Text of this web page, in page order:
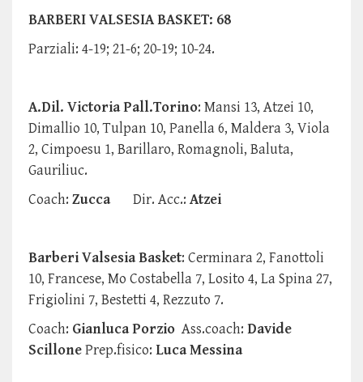
BARBERI VALSESIA BASKET: 68
Parziali: 4-19; 21-6; 20-19; 10-24.
A.Dil. Victoria Pall.Torino: Mansi 13, Atzei 10,
Dimallio 10, Tulpan 10, Panella 6, Maldera 3, Viola
2, Cimpoesu 1, Barillaro, Romagnoli, Baluta,
Gauriliuc.
Coach: ZuccaDir. Acc.: Atzei
Barberi Valsesia Basket: Cerminara 2, Fanottoli
10, Francese, Mo Costabella 7, Losito 4, La Spina 27,
Frigiolini 7, Bestetti 4, Rezzuto 7.
Coach: Gianluca Porzio Ass.coach: Davide
ScillonePrep.fisico: Luca Messina